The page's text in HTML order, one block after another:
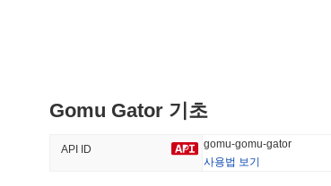
#369
Gomu Gator 기초
API ID gomu-gomu-gator
사용법 보기